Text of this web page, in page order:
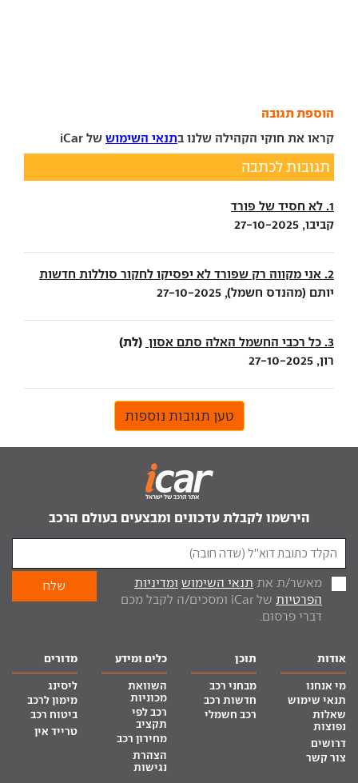
הוספת תגובה
קראו את חוקי הקהילה שלנו בתנאי השימוש של iCar
תגובות לכתבה
1. לא חסיד של פורד
קביבו, 27-10-2025
2. אני מקווה רק שפורד לא יפסיקו לחקור סוללות חדשות
יותם (מהנדס חשמל), 27-10-2025
3. כל רכבי החשמל האלה סתם אסון (לת)
רון, 27-10-2025
טען תגובות נוספות
הירשמו לקבלת עדכונים ומבצעים בעולם הרכב
מאשר/ת את תנאי השימוש ומדיניות
הפרטיות
של iCar ומסכים/ה לקבל מכם
דברי פרסום.
אודות
מי אנחנו
תנאי שימוש
שאלות
נפוצות
דרושים
צור קשר
תוכן
מבחני רכב
חדשות רכב
רכב חשמלי
כלים ומידע
השוואת
מכוניות
רכב לפי
תקציב
מחירון רכב
הצהרת
נגישות
מדורים
ליסינג
מימון לרכב
ביטוח רכב
טרייד אין